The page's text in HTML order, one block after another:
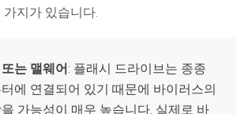
지가 있습니다.
는 맬웨어: 플래시 드라이브는 종종
에 연결되어 있기 때문에 바이러스의
가능성이 매우 높습니다. 실제로 바